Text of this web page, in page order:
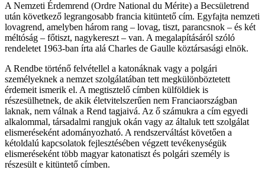
A Nemzeti Érdemrend (Ordre National du Mérite) a Becsületrend
után következő legrangosabb francia kitüntető cím. Egyfajta nemzeti
lovagrend, amelyben három rang – lovag, tiszt, parancsnok – és két
méltóság – főtiszt, nagykereszt – van. A megalapításáról szóló
rendeletet 1963-ban írta alá Charles de Gaulle köztársasági elnök.
A Rendbe történő felvétellel a katonáknak vagy a polgári
személyeknek a nemzet szolgálatában tett megkülönböztetett
érdemeit ismerik el. A megtisztelő címben külföldiek is
részesülhetnek, de akik életvitelszerűen nem Franciaországban
laknak, nem válnak a Rend tagjaivá. Az ő számukra a cím egyedi
alkalommal, társadalmi rangjuk okán vagy az általuk tett szolgálat
elismeréseként adományozható. A rendszerváltást követően a
kétoldalú kapcsolatok fejlesztésében végzett tevékenységük
elismeréseként több magyar katonatiszt és polgári személy is
részesült e kitüntető címben.